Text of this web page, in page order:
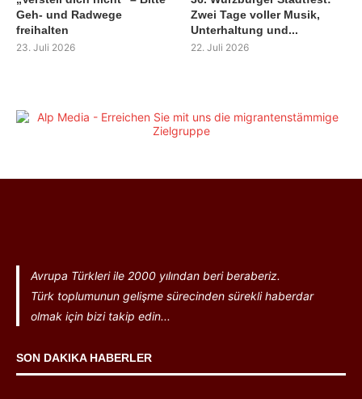
Geh- und Radwege
freihalten
23. Juli 2026
Zwei Tage voller Musik,
Unterhaltung und...
22. Juli 2026
Avrupa Türkleri ile 2000 yılından beri beraberiz.
Türk toplumunun gelişme sürecinden sürekli haberdar
olmak için bizi takip edin...
SON DAKIKA HABERLER